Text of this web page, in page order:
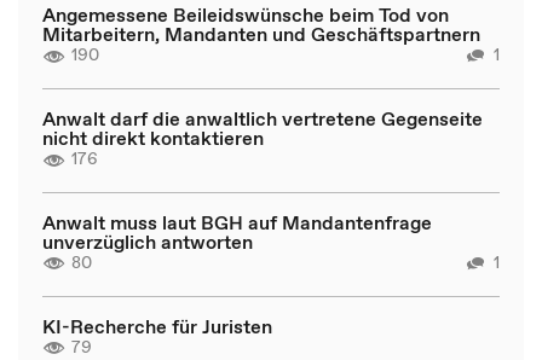
Angemessene Beileidswünsche beim Tod von
Mitarbeitern, Mandanten und Geschäftspartnern
190 1
Anwalt darf die anwaltlich vertretene Gegenseite
nicht direkt kontaktieren
176
Anwalt muss laut BGH auf Mandantenfrage
unverzüglich antworten
80 1
KI-Recherche für Juristen
79